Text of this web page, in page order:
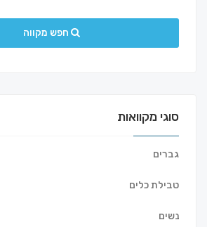
חפש מקווה
סוגי מקוואות
גברים
טבילת כלים
נשים